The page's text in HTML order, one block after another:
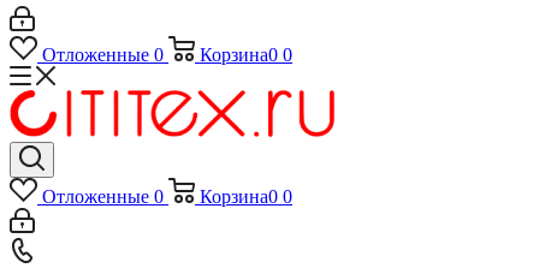
Отложенные 0 Корзина0 0
Отложенные 0 Корзина0 0